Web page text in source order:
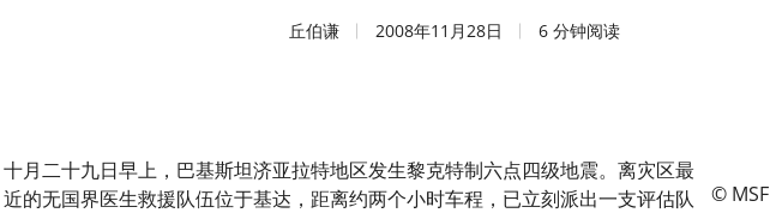
丘伯谦 2008年11月28日 6 分钟阅读
© MSF
十月二十九日早上，巴基斯坦济亚拉特地区发生黎克特制六点四级地震。离灾区最
近的无国界医生救援队伍位于基达，距离约两个小时车程，已立刻派出一支评估队